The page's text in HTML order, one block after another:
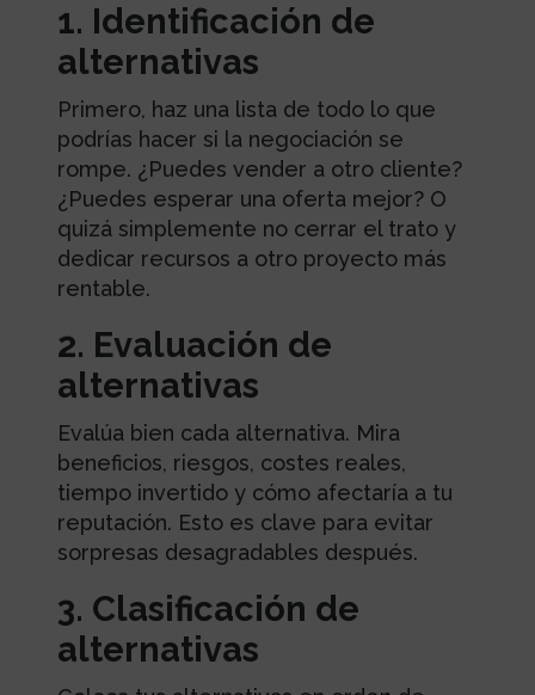
1. Identificación de
alternativas
Primero, haz una lista de todo lo que
podrías hacer si la negociación se
rompe. ¿Puedes vender a otro cliente?
¿Puedes esperar una oferta mejor? O
quizá simplemente no cerrar el trato y
dedicar recursos a otro proyecto más
rentable.
2. Evaluación de
alternativas
Evalúa bien cada alternativa. Mira
beneficios, riesgos, costes reales,
tiempo invertido y cómo afectaría a tu
reputación. Esto es clave para evitar
sorpresas desagradables después.
3. Clasificación de
alternativas